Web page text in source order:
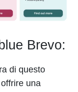
Brevo:
di questo
una